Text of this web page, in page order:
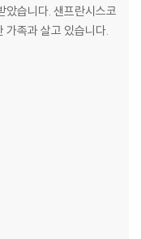
았습니다. 샌프란시스코
가족과 살고 있습니다.